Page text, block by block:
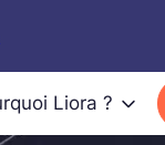
Liora ?